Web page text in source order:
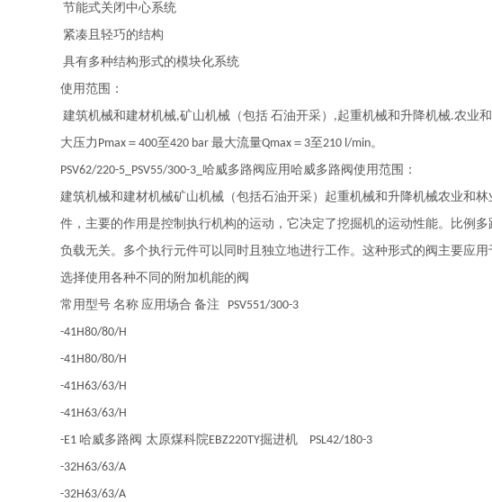
节能式关闭中心系统
紧凑且轻巧的结构
具有多种结构形式的模块化系统
使用范围：
建筑机械和建材机械,矿山机械（包括 石油开采） ,起重机械和升降机械.农业
大压力 Pmax ＝400至420 bar最大流量Qmax ＝ 3至210 l/min。
PSV62/220-5_PSV55/300-3_哈威多路阀应用哈威多路阀使用范围：
建筑机械和建材机械矿山机械（包括石油开采）起重机械和升降机械农业和林
件，主要的作用是控制执行机构的运动，它决定了挖掘机的运动性能。比例多
负载无关。多个执行元件可以同时且独立地进行工作。这种形式的阀主要应
选择使用各种不同的附加机能的阀
常用型号 名称 应用场合 备注 PSV551/300-3
-41H80/80/H
-41H80/80/H
-41H63/63/H
-41H63/63/H
-E1哈威多路阀 太原煤科院EBZ220TY掘进机
PSL42/180-3
-32H63/63/A
-32H63/63/A